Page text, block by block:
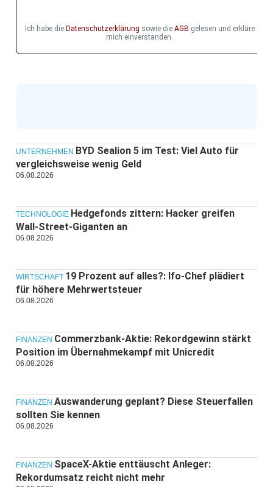
Ich habe die Datenschutzerklärung sowie die AGB gelesen und erkläre
mich einverstanden.
UNTERNEHMEN BYD Sealion 5 im Test: Viel Auto für
vergleichsweise wenig Geld
06.08.2026
TECHNOLOGIE Hedgefonds zittern: Hacker greifen
Wall-Street-Giganten an
06.08.2026
WIRTSCHAFT 19 Prozent auf alles?: Ifo-Chef plädiert
für höhere Mehrwertsteuer
06.08.2026
FINANZEN Commerzbank-Aktie: Rekordgewinn stärkt
Position im Übernahmekampf mit Unicredit
06.08.2026
FINANZEN Auswanderung geplant? Diese Steuerfallen
sollten Sie kennen
06.08.2026
FINANZEN SpaceX-Aktie enttäuscht Anleger:
Rekordumsatz reicht nicht mehr